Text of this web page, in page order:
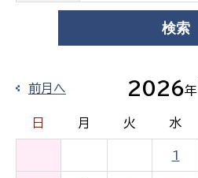
前月へ 2026年
日 月 火 水
1